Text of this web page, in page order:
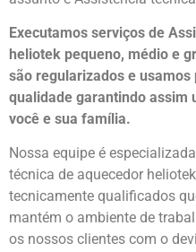
Executamos serviços de
heliotek pequeno, médio e
são regularizados e
qualidade garantindo assim
você e sua família.
Nossa equipe é
técnica de aquecedor
tecnicamente qualificados
mantém o ambiente de
os nossos clientes com o